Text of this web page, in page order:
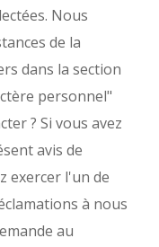
Nous
de la
dans la section
personnel"
? Si vous avez
avis de
exercer l'un de
à nous
au